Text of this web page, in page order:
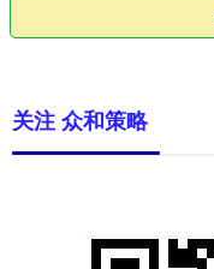
关注 众和策略